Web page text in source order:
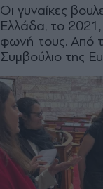
Οι γυναίκες
Ελλάδα, το
φωνή τους. Από
Συμβούλιο της